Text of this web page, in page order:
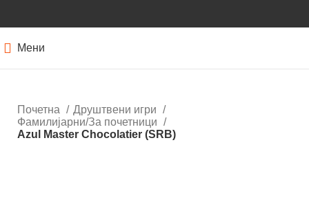
Мени
Почетна
Друштвени игри
Фамилијарни/За почетници
Azul Master Chocolatier (SRB)